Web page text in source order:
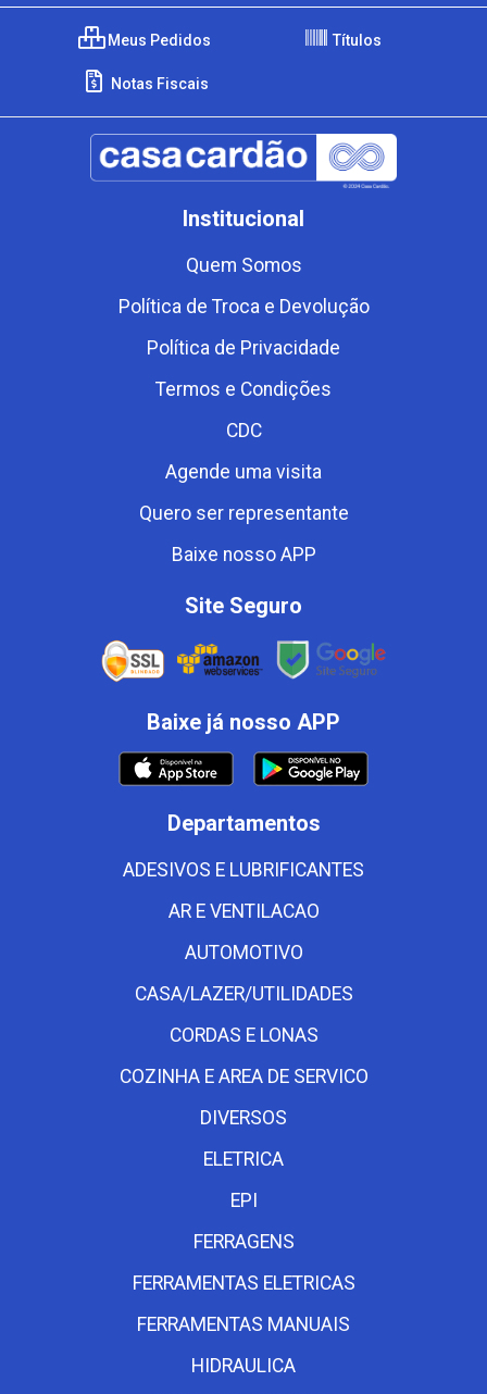
Meus Pedidos Títulos
Notas Fiscais
Institucional
Quem Somos
Política de Troca e Devolução
Política de Privacidade
Termos e Condições
CDC
Agende uma visita
Quero ser representante
Baixe nosso APP
Site Seguro
Baixe já nosso APP
Departamentos
ADESIVOS E LUBRIFICANTES
AR E VENTILACAO
AUTOMOTIVO
CASA/LAZER/UTILIDADES
CORDAS E LONAS
COZINHA E AREA DE SERVICO
DIVERSOS
ELETRICA
EPI
FERRAGENS
FERRAMENTAS ELETRICAS
FERRAMENTAS MANUAIS
HIDRAULICA